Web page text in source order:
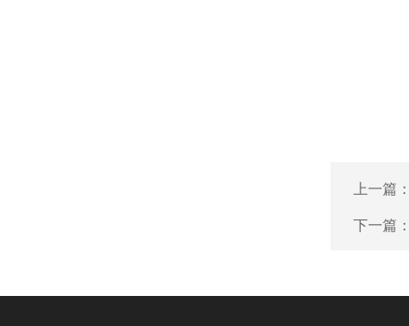
上一篇
下一篇